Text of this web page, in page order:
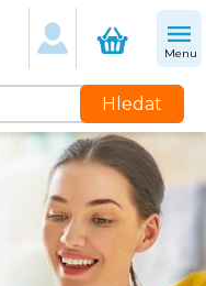
Menu
Hledat